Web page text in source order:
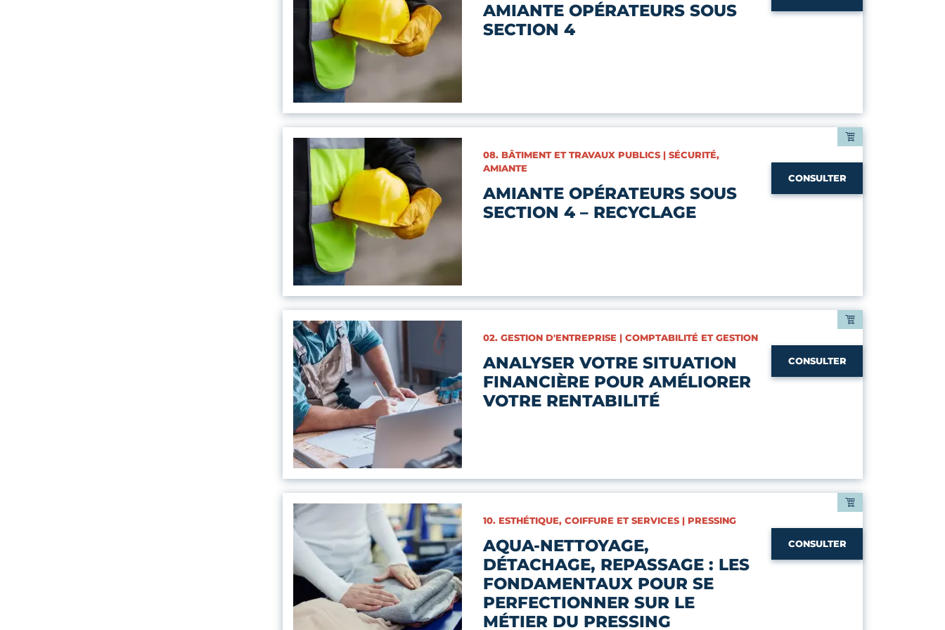
AMIANTE OPÉRATEURS SOUS
SECTION 4
CATÉGORIES :
08. BÂTIMENT ET TRAVAUX PUBLICS | SÉCURITÉ,
AMIANTE
AMIANTE OPÉRATEURS SOUS
SECTION 4 – RECYCLAGE
CONSULTER
CATÉGORIES :
02. GESTION D'ENTREPRISE | COMPTABILITÉ ET GESTION
ANALYSER VOTRE SITUATION
FINANCIÈRE POUR AMÉLIORER
VOTRE RENTABILITÉ
CONSULTER
CATÉGORIES :
10. ESTHÉTIQUE, COIFFURE ET SERVICES | PRESSING
AQUA-NETTOYAGE,
DÉTACHAGE, REPASSAGE : LES
FONDAMENTAUX POUR SE
PERFECTIONNER SUR LE
MÉTIER DU PRESSING
CONSULTER